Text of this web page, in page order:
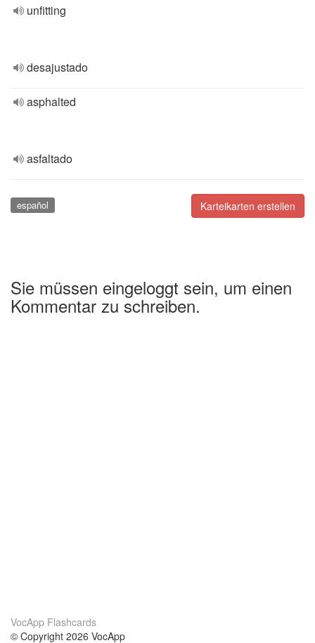
unfitting
desajustado
asphalted
asfaltado
Karteikarten erstellen
español
Sie müssen eingeloggt sein, um einen
Kommentar zu schreiben.
VocApp Flashcards
© Copyright 2026 VocApp